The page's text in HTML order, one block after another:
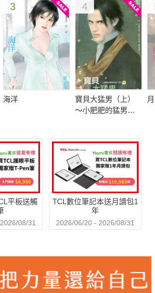
3
海洋
4
寶貝大猛男（上）
～小肥肥的猛男日
平板送觸
08/31
TCL數位筆記本送月讀包1
年
2026/06/20 - 2026/08/31